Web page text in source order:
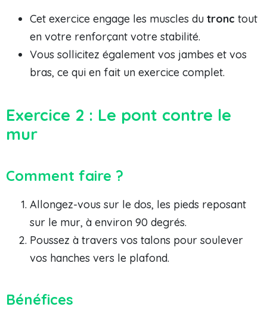
Cet exercice engage les muscles du tronc tout
en votre renforçant votre stabilité.
Vous sollicitez également vos jambes et vos
bras, ce qui en fait un exercice complet.
Exercice 2 : Le pont contre le
mur
Comment faire ?
Allongez-vous sur le dos, les pieds reposant
sur le mur, à environ 90 degrés.
Poussez à travers vos talons pour soulever
vos hanches vers le plafond.
Bénéfices